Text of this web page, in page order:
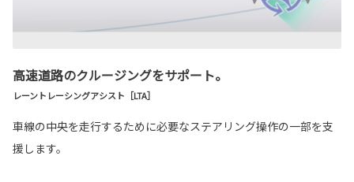
高速道路のクルージングをサポート。
レーントレーシングアシスト［LTA］
車線の中央を走行するために必要なステアリング操作の一部を支
援します。